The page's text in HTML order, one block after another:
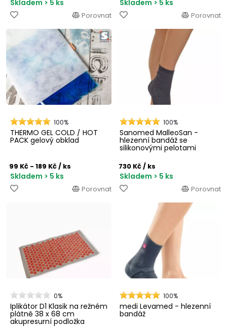
Skladem > 5 ks
Porovnat
Skladem > 5 ks
Porovnat
100%
THERMO GEL COLD / HOT
PACK gelový obklad
99 Kč - 189 Kč/ ks
Skladem > 5 ks
Porovnat
100%
Sanomed MalleoSan -
hlezenní bandáž se
silikonovými pelotami
730 Kč/ ks
Skladem > 5 ks
Porovnat
0%
Iplikátor D1 Klasik na režném
plátně 38 x 68 cm
akupresurní podložka
100%
medi Levamed - hlezenní
bandáž